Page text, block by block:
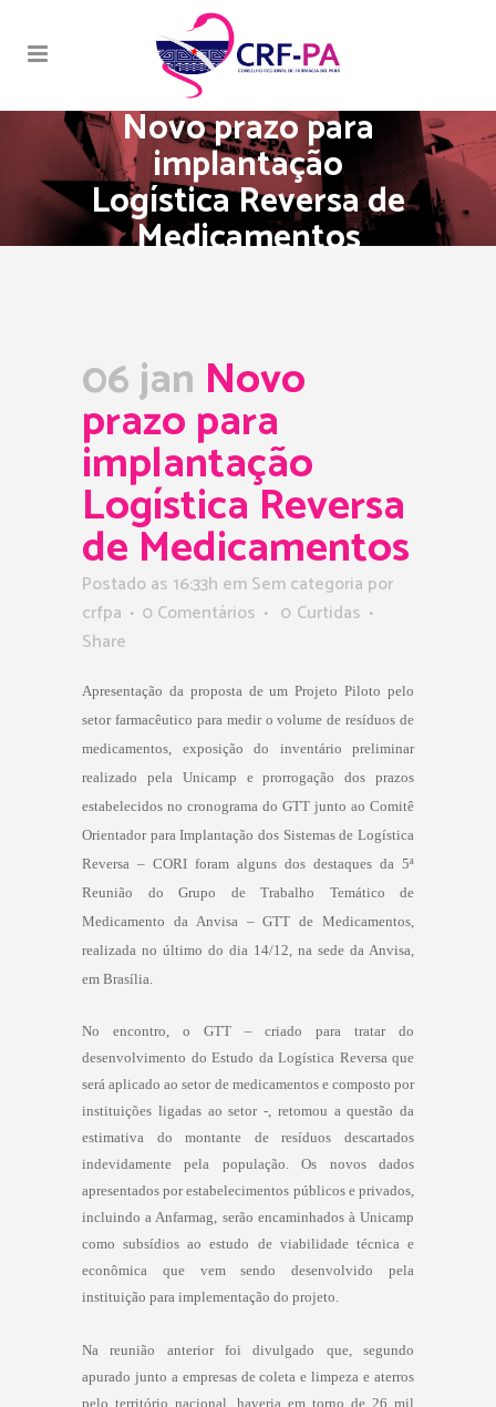
Novo prazo para
implantação
Logística Reversa de
Medicamentos
06 jan Novo
prazo para
implantação
Logística Reversa
de Medicamentos
Postado as 16:33h em Sem categoria por
crfpa
0 Comentários 0 Curtidas
Share
Apresentação da proposta de um Projeto Piloto pelo
setor farmacêutico para medir o volume de resíduos de
medicamentos, exposição do inventário preliminar
realizado pela Unicamp e prorrogação dos prazos
estabelecidos no cronograma do GTT junto ao Comitê
Orientador para Implantação dos Sistemas de Logística
Reversa – CORI foram alguns dos destaques da 5ª
Reunião do Grupo de Trabalho Temático de
Medicamento da Anvisa – GTT de Medicamentos,
realizada no último do dia 14/12, na sede da Anvisa,
em Brasília.
No encontro, o GTT – criado para tratar do
desenvolvimento do Estudo da Logística Reversa que
será aplicado ao setor de medicamentos e composto por
instituições ligadas ao setor -, retomou a questão da
estimativa do montante de resíduos descartados
indevidamente pela população. Os novos dados
apresentados por estabelecimentos públicos e privados,
incluindo a Anfarmag, serão encaminhados à Unicamp
como subsídios ao estudo de viabilidade técnica e
econômica que vem sendo desenvolvido pela
instituição para implementação do projeto.
Na reunião anterior foi divulgado que, segundo
apurado junto a empresas de coleta e limpeza e aterros
pelo território nacional, haveria em torno de 26 mil